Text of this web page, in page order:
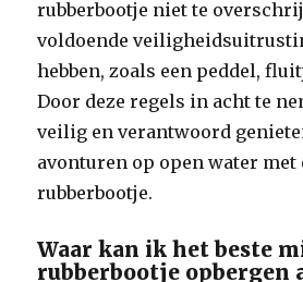
rubberbootje niet te
voldoende
hebben, zoals een peddel,
Door deze regels in acht te
veilig en verantwoord
avonturen op open water met
rubberbootje.
Waar kan ik het beste
rubberbootje opbergen